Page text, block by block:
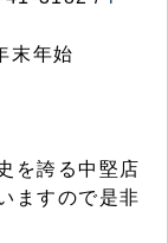
末年始
を誇る中堅店
ますので是非